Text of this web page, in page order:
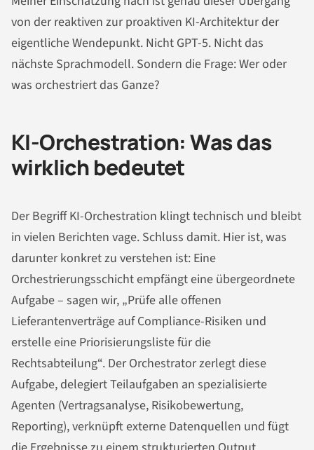
von der reaktiven zur proaktiven KI-Architektur der
eigentliche Wendepunkt. Nicht GPT-5. Nicht das
nächste Sprachmodell. Sondern die Frage: Wer oder
was orchestriert das Ganze?
KI-Orchestration: Was das
wirklich bedeutet
Der Begriff KI-Orchestration klingt technisch und bleibt
in vielen Berichten vage. Schluss damit. Hier ist, was
darunter konkret zu verstehen ist: Eine
Orchestrierungsschicht empfängt eine übergeordnete
Aufgabe – sagen wir, „Prüfe alle offenen
Lieferantenverträge auf Compliance-Risiken und
erstelle eine Priorisierungsliste für die
Rechtsabteilung“. Der Orchestrator zerlegt diese
Aufgabe, delegiert Teilaufgaben an spezialisierte
Agenten (Vertragsanalyse, Risikobewertung,
Reporting), verknüpft externe Datenquellen und fügt